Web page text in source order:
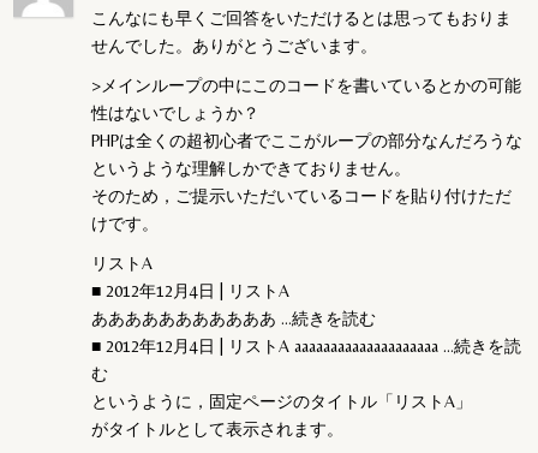
こんなにも早くご回答をいただけるとは思ってもおりま
せんでした。ありがとうございます。
>メインループの中にこのコードを書いているとかの可能
性はないでしょうか？
PHPは全くの超初心者でここがループの部分なんだろうな
というような理解しかできておりません。
そのため，ご提示いただいているコードを貼り付けただ
けです。
リストA
■ 2012年12月4日 | リストA
あああああああああああ …続きを読む
■ 2012年12月4日 | リストA aaaaaaaaaaaaaaaaaaaa …続きを読
む
というように，固定ページのタイトル「リストA」
がタイトルとして表示されます。